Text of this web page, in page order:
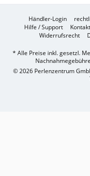
Händler-Login
Hilfe / Support
Kontakt
Widerrufsrecht
* Alle Preise inkl. gesetzl.
© 2026 Perlenzentrum